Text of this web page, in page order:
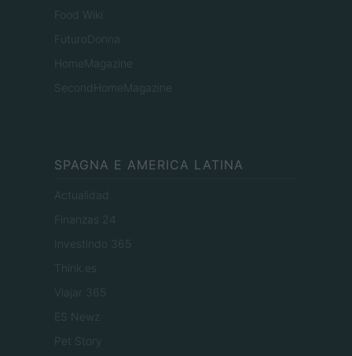
Food Wiki
FuturoDonna
HomeMagazine
SecondHomeMagazine
SPAGNA E AMERICA LATINA
Actualidad
Finanzas 24
Investindo 365
Think.es
Viajar 365
ES Newz
Pet Story